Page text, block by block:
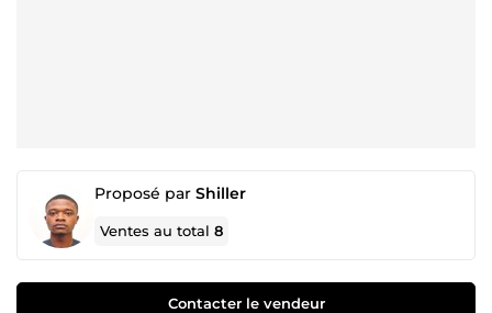
Proposé par Shiller
Ventes au total8
Contacter le vendeur